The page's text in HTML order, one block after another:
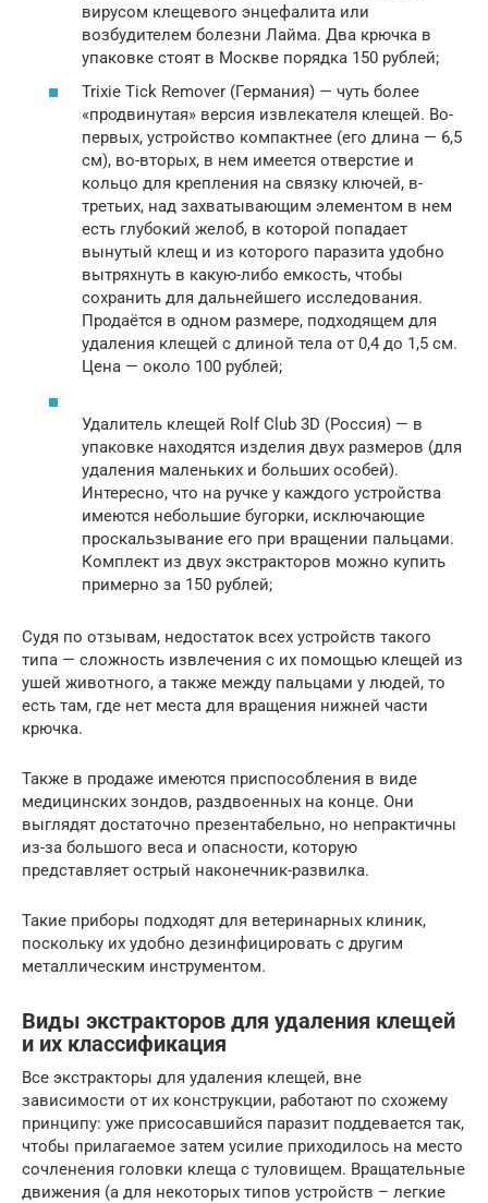
вирусом клещевого энцефалита или
возбудителем болезни Лайма. Два крючка в
упаковке стоят в Москве порядка 150 рублей;
Trixie Tick Remover (Германия) — чуть более
«продвинутая» версия извлекателя клещей. Во-
первых, устройство компактнее (его длина — 6,5
см), во-вторых, в нем имеется отверстие и
кольцо для крепления на связку ключей, в-
третьих, над захватывающим элементом в нем
есть глубокий желоб, в которой попадает
вынутый клещ и из которого паразита удобно
вытряхнуть в какую-либо емкость, чтобы
сохранить для дальнейшего исследования.
Продаётся в одном размере, подходящем для
удаления клещей с длиной тела от 0,4 до 1,5 см.
Цена — около 100 рублей;
Удалитель клещей Rolf Club 3D (Россия) — в
упаковке находятся изделия двух размеров (для
удаления маленьких и больших особей).
Интересно, что на ручке у каждого устройства
имеются небольшие бугорки, исключающие
проскальзывание его при вращении пальцами.
Комплект из двух экстракторов можно купить
примерно за 150 рублей;
Судя по отзывам, недостаток всех устройств такого
типа — сложность извлечения с их помощью клещей из
ушей животного, а также между пальцами у людей, то
есть там, где нет места для вращения нижней части
крючка.
Также в продаже имеются приспособления в виде
медицинских зондов, раздвоенных на конце. Они
выглядят достаточно презентабельно, но непрактичны
из-за большого веса и опасности, которую
представляет острый наконечник-развилка.
Такие приборы подходят для ветеринарных клиник,
поскольку их удобно дезинфицировать с другим
металлическим инструментом.
Виды экстракторов для удаления клещей
и их классификация
Все экстракторы для удаления клещей, вне
зависимости от их конструкции, работают по схожему
принципу: уже присосавшийся паразит поддевается так,
чтобы прилагаемое затем усилие приходилось на место
сочленения головки клеща с туловищем. Вращательные
движения (а для некоторых типов устройств – легкие